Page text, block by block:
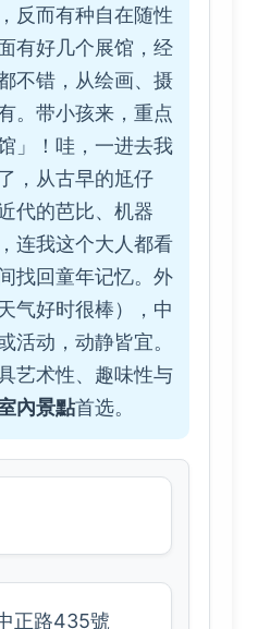
反而有种自在随性
有好几个展馆，经
不错，从绘画、摄
。带小孩来，重点
」！哇，一进去我
，从古早的尪仔
代的芭比、机器
连我这个大人都看
找回童年记忆。外
气好时很棒），中
活动，动静皆宜。
艺术性、趣味性与
內景點首选。
正路435號